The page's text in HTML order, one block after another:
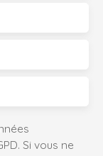
Si vous ne